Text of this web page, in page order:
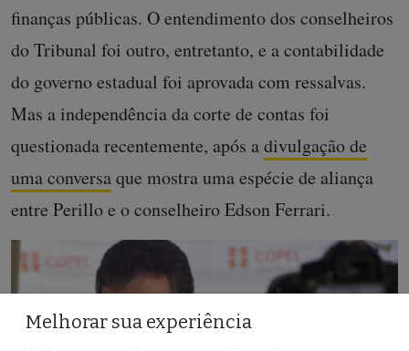
finanças públicas. O entendimento dos conselheiros
do Tribunal foi outro, entretanto, e a contabilidade
do governo estadual foi aprovada com ressalvas.
Mas a independência da corte de contas foi
questionada recentemente, após adivulgação de
uma conversaque mostra uma espécie de aliança
entre Perillo e o conselheiro Edson Ferrari.
Melhorar sua experiência